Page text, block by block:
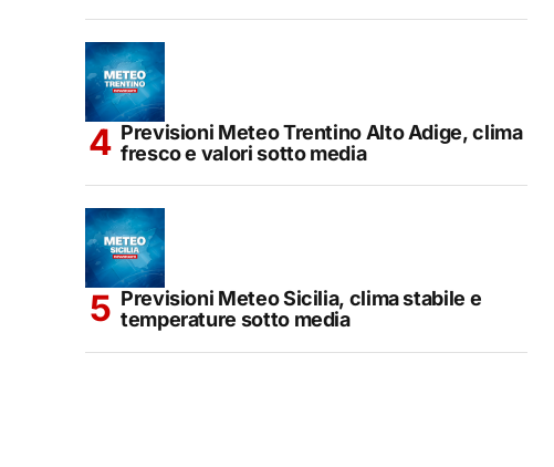
Previsioni Meteo Trentino Alto Adige, clima
fresco e valori sotto media
Previsioni Meteo Sicilia, clima stabile e
temperature sotto media